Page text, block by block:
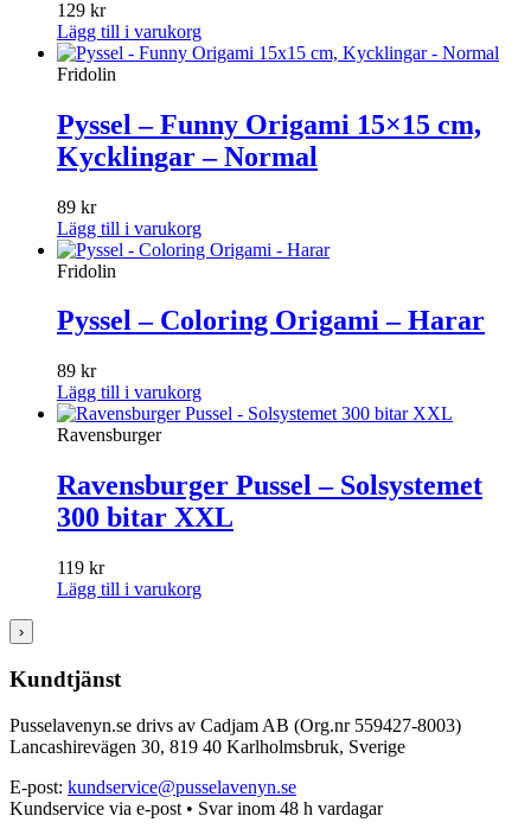
129 kr
Lägg till i varukorg
Fridolin
Pyssel – Funny Origami 15×15 cm,
Kycklingar – Normal
89 kr
Lägg till i varukorg
Fridolin
Pyssel – Coloring Origami – Harar
89 kr
Lägg till i varukorg
Ravensburger
Ravensburger Pussel – Solsystemet
300 bitar XXL
119 kr
Lägg till i varukorg
›
Kundtjänst
Pusselavenyn.se drivs av Cadjam AB (Org.nr 559427-8003)
Lancashirevägen 30, 819 40 Karlholmsbruk, Sverige
E-post: kundservice@pusselavenyn.se
Kundservice via e-post • Svar inom 48 h vardagar